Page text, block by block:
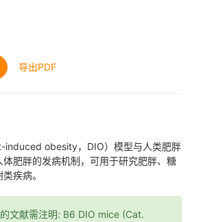
导出PDF
induced obesity，DIO）模型与人类肥胖
肥胖的发病机制，可用于研究肥胖、糖
疾病。
文献需注明: B6 DIO mice (Cat.